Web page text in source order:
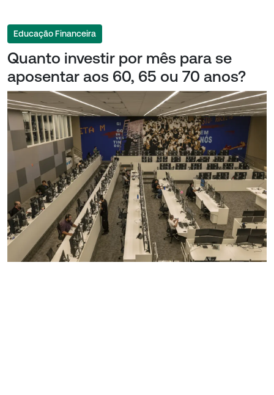
Educação Financeira
Quanto investir por mês para se
aposentar aos 60, 65 ou 70 anos?